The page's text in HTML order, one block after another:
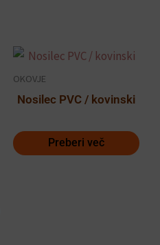
OKOVJE
Nosilec PVC / kovinski
Preberi več